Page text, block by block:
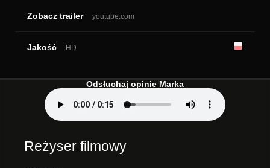
Zobacz trailer youtube.com
Jakość HD
Odsłuchaj opinie Marka
Reżyser filmowy